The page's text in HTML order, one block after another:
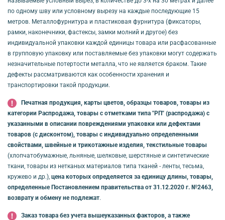
по одному шву или условному вырезу на каждые последующие 15
метров. Металлофурнитура и пластиковая фурнитура (фиксаторы,
рамки, наконечники, фастексы, замки молний и другое) без
индивидуальной упаковки каждой единицы товара или расфасованные
в групповую упаковку или поставляемые без упаковки могут содержать
незначительные потертости металла, что не является браком. Такие
дефекты рассматриваются как особенности хранения и
транспортировки такой продукции.
Печатная продукция, карты цветов, образцы товаров, товары из
категории Распродажа, товары с отметками типа "РП" (распродажа) с
указанными в описании повреждениями упаковки или дефектами
товаров (с дисконтом), товары с индивидуально определенными
свойствами, швейные и трикотажные изделия, текстильные товары
(хлопчатобумажные, льняные, шелковые, шерстяные и синтетические
ткани, товары из нетканых материалов типа тканей - ленты, тесьма,
кружево и др.), цена которых определяется за единицу длины, товары,
определенные Постановлением правительства от 31.12.2020 г. №2463,
возврату и обмену не подлежат.
Заказ товара без учета вышеуказанных факторов, а также